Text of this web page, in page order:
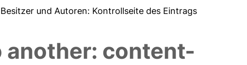
und Autoren: Kontrollseite des Eintrags
another: content-